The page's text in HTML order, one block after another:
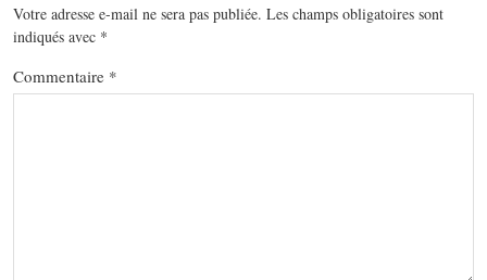
Votre adresse e-mail ne sera pas publiée. Les champs obligatoires sont
indiqués avec *
Commentaire *